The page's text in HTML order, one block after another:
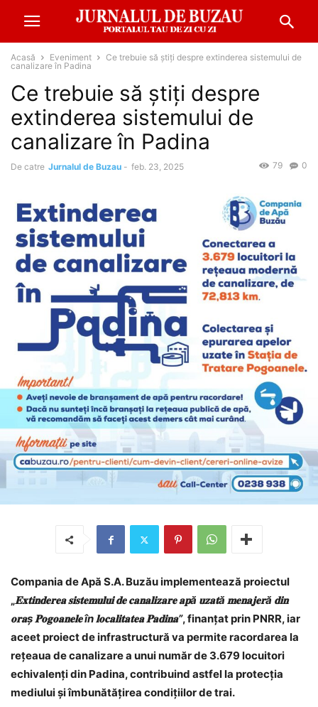
Acasă Eveniment
Ce trebuie să știți despre extinderea sistemului de
canalizare în Padina
Ce trebuie să știți despre
extinderea sistemului de
canalizare în Padina
De catre Jurnalul de Buzau - feb. 23, 2025 0
79
Compania de Apă S.A. Buzău implementează proiectul
„𝐄𝐱𝐭𝐢𝐧𝐝𝐞𝐫𝐞𝐚 𝐬𝐢𝐬𝐭𝐞𝐦𝐮𝐥𝐮𝐢 𝐝𝐞 𝐜𝐚𝐧𝐚𝐥𝐢𝐳𝐚𝐫𝐞 𝐚𝐩ă 𝐮𝐳𝐚𝐭ă 𝐦𝐞𝐧𝐚𝐣𝐞𝐫ă 𝐝𝐢𝐧
𝐨𝐫𝐚ș 𝐏𝐨𝐠𝐨𝐚𝐧𝐞𝐥𝐞 în 𝐥𝐨𝐜𝐚𝐥𝐢𝐭𝐚𝐭𝐞𝐚 𝐏𝐚𝐝𝐢𝐧𝐚”, finanțat prin PNRR, iar
aceet proiect de infrastructură va permite racordarea la
rețeaua de canalizare a unui număr de 3.679 locuitori
echivalenți din Padina, contribuind astfel la protecția
mediului și îmbunătățirea condițiilor de trai.